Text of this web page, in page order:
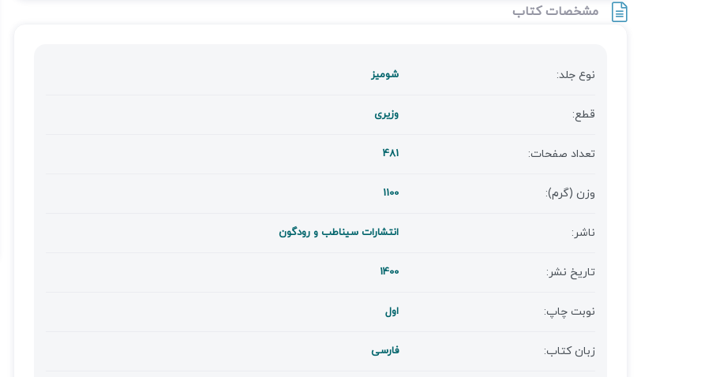
مشخصات کتاب
نوع جلد: شومیز
قطع: وزیری
تعداد صفحات: 481
وزن (گرم): 1100
ناشر: انتشارات سیناطب و رودگون
تاریخ نشر: 1400
نوبت چاپ: اول
زبان کتاب: فارسی